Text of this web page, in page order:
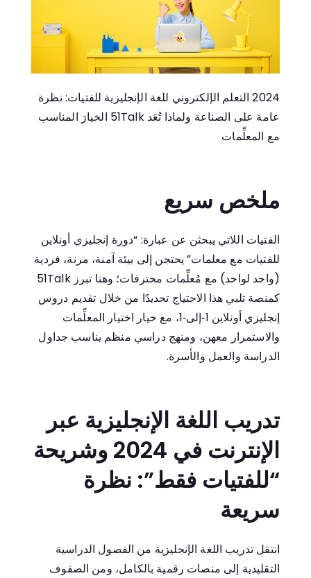
2024 التعلم الإلكتروني للغة الإنجليزية للفتيات: نظرة
عامة على الصناعة ولماذا تُعَد51Talk الخيارَ المناسب
مع المعلِّمات
ملخص سريع
الفتيات اللاتي يبحثن عن عبارة: “دورة إنجليزي أونلاين
للفتيات مع معلمات” يحتجن إلى بيئة آمنة، مرنة، فردية
(واحد لواحد) مع مُعلِّمات محترفات؛ وهنا تبرز51Talk
كمنصة تلبي هذا الاحتياج تحديدًا من خلال تقديم دروس
إنجليزي أونلاين 1‑إلى‑1، مع خيار اختيار المعلِّمات
والاستمرار معهن، ومنهج دراسي منظم يناسب جداول
الدراسة والعمل والأسرة.
تدريب اللغة الإنجليزية عبر
الإنترنت في 2024 وشريحة
“للفتيات فقط”: نظرة
سريعة
انتقل تدريب اللغة الإنجليزية من الفصول الدراسية
التقليدية إلى منصات رقمية بالكامل، ومن الصفوف